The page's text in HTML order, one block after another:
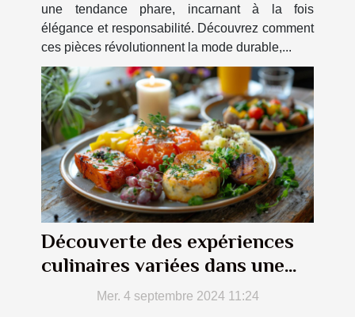
une tendance phare, incarnant à la fois
élégance et responsabilité. Découvrez comment
ces pièces révolutionnent la mode durable,...
Découverte des expériences
culinaires variées dans une
petite ville française
Mer. 4 septembre 2024 11:24